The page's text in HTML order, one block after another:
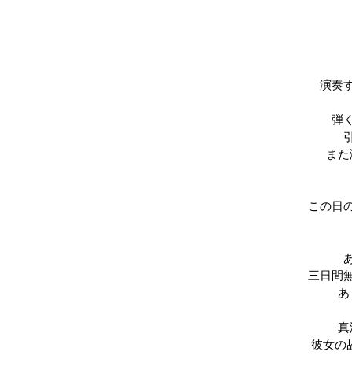
演奏
弾
ま
この日
三日間
真
彼女の